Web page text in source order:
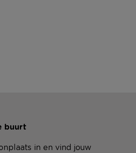
buurt
in en vind jouw